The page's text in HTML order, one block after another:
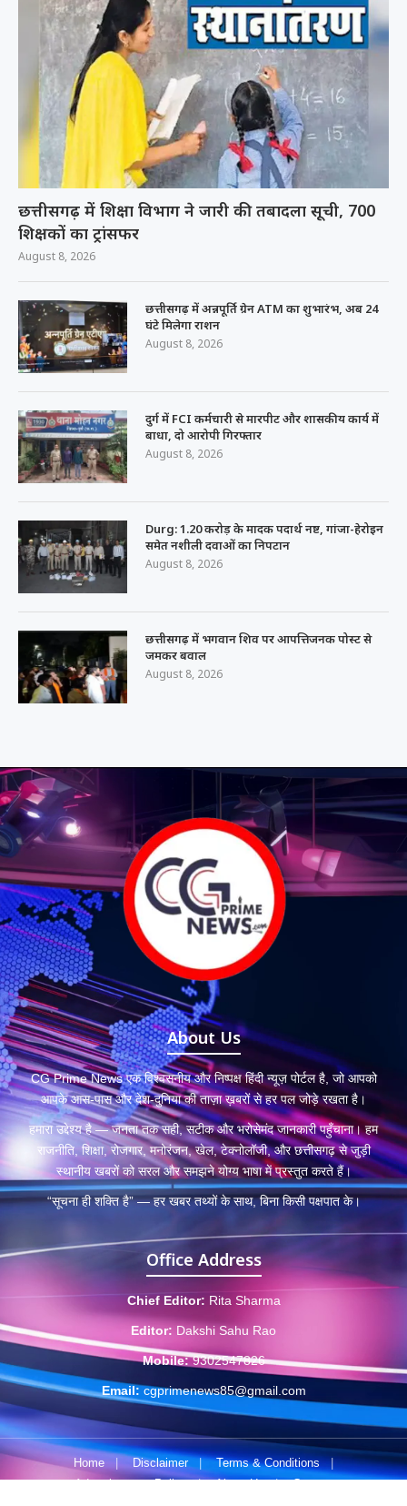
छत्तीसगढ़ में शिक्षा विभाग ने जारी की तबादला सूची, 700
शिक्षकों का ट्रांसफर
August 8, 2026
छत्तीसगढ़ में अन्नपूर्ति ग्रेन ATM का शुभारंभ, अब 24
घंटे मिलेगा राशन
August 8, 2026
दुर्ग में FCI कर्मचारी से मारपीट और शासकीय कार्य में
बाधा, दो आरोपी गिरफ्तार
August 8, 2026
Durg: 1.20 करोड़ के मादक पदार्थ नष्ट, गांजा-हेरोइन
समेत नशीली दवाओं का निपटान
August 8, 2026
छत्तीसगढ़ में भगवान शिव पर आपत्तिजनक पोस्ट से
जमकर बवाल
August 8, 2026
About Us
CG Prime News एक विश्वसनीय और निष्पक्ष हिंदी न्यूज़ पोर्टल है, जो आपको
आपके आस-पास और देश-दुनिया की ताज़ा ख़बरों से हर पल जोड़े रखता है।
हमारा उद्देश्य है — जनता तक सही, सटीक और भरोसेमंद जानकारी पहुँचाना। हम
राजनीति, शिक्षा, रोजगार, मनोरंजन, खेल, टेक्नोलॉजी, और छत्तीसगढ़ से जुड़ी
स्थानीय खबरों को सरल और समझने योग्य भाषा में प्रस्तुत करते हैं।
“सूचना ही शक्ति है” — हर खबर तथ्यों के साथ, बिना किसी पक्षपात के।
Office Address
Chief Editor: Rita Sharma
Editor: Dakshi Sahu Rao
Mobile: 9302547826
Email: cgprimenews85@gmail.com
Home Disclaimer Terms & Conditions
|
Advertisement Policy
| About Us |
Contact